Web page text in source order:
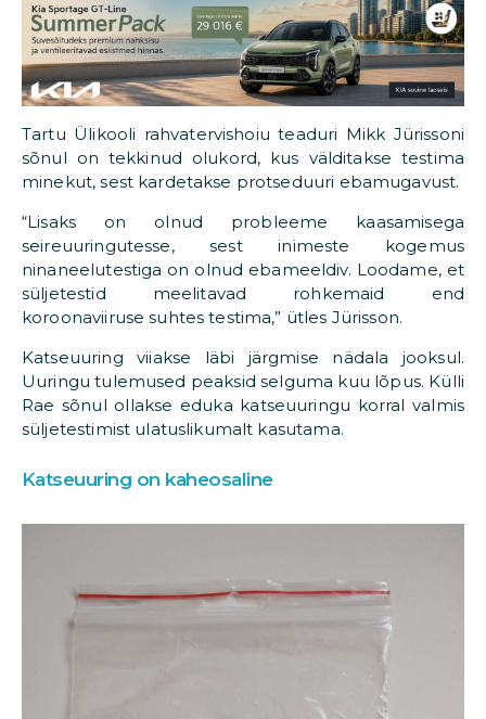
Tartu Ülikooli rahvatervishoiu teaduri Mikk Jürissoni
sõnul on tekkinud olukord, kus välditakse testima
minekut, sest kardetakse protseduuri ebamugavust.
“Lisaks on olnud probleeme kaasamisega
seireuuringutesse, sest inimeste kogemus
ninaneelutestiga on olnud ebameeldiv. Loodame, et
süljetestid meelitavad rohkemaid end
koroonaviiruse suhtes testima,” ütles Jürisson.
Katseuuring viiakse läbi järgmise nädala jooksul.
Uuringu tulemused peaksid selguma kuu lõpus. Külli
Rae sõnul ollakse eduka katseuuringu korral valmis
süljetestimist ulatuslikumalt kasutama.
Katseuuring on kaheosaline